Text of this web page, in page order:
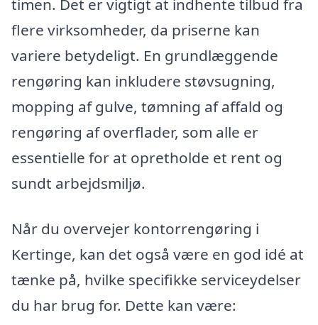
timen. Det er vigtigt at indhente tilbud fra
flere virksomheder, da priserne kan
variere betydeligt. En grundlæggende
rengøring kan inkludere støvsugning,
mopping af gulve, tømning af affald og
rengøring af overflader, som alle er
essentielle for at opretholde et rent og
sundt arbejdsmiljø.
Når du overvejer kontorrengøring i
Kertinge, kan det også være en god idé at
tænke på, hvilke specifikke serviceydelser
du har brug for. Dette kan være: